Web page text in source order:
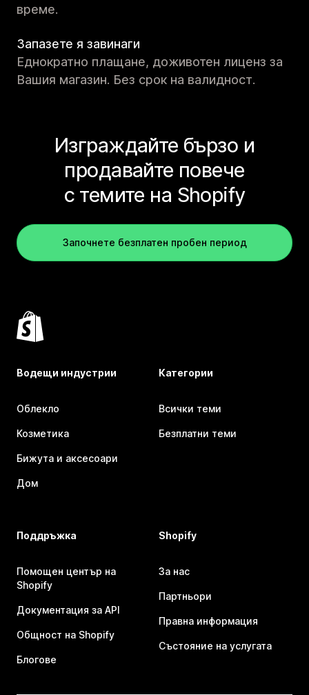
време.
Запазете я завинаги
Еднократно плащане, доживотен лиценз за
Вашия магазин. Без срок на валидност.
Изграждайте бързо и
продавайте повече
с темите на Shopify
Започнете безплатен пробен период
Водещи индустрии
Облекло
Козметика
Бижута и аксесоари
Дом
Категории
Всички теми
Безплатни теми
Поддръжка
Помощен център на
Shopify
Документация за API
Общност на Shopify
Блогове
Shopify
За нас
Партньори
Правна информация
Състояние на услугата